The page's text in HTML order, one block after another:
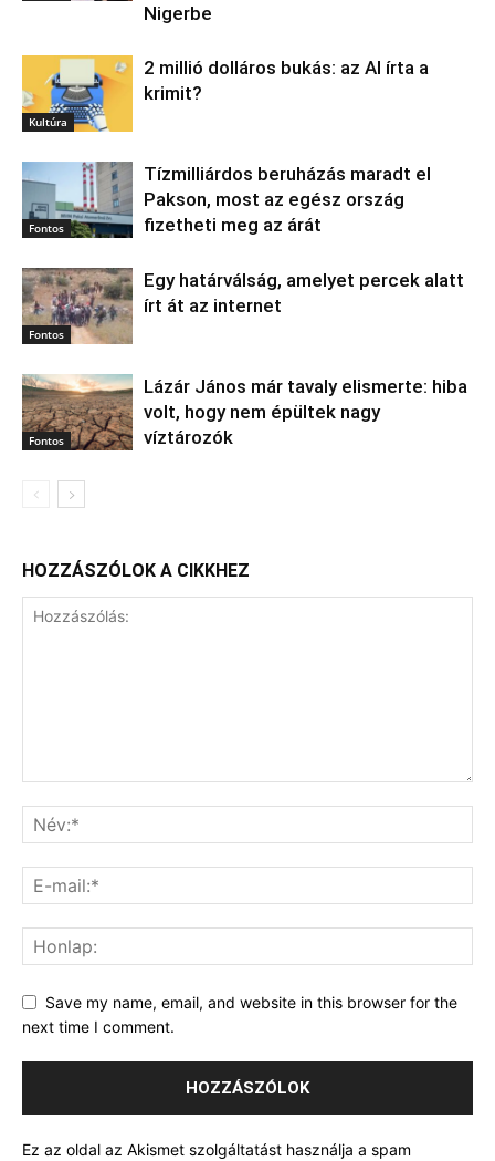
Nigerbe
Kultúra
2 millió dolláros bukás: az AI írta a
krimit?
Fontos
Tízmilliárdos beruházás maradt el
Pakson, most az egész ország
fizetheti meg az árát
Fontos
Egy határválság, amelyet percek alatt
írt át az internet
Fontos
Lázár János már tavaly elismerte: hiba
volt, hogy nem épültek nagy
víztározók
HOZZÁSZÓLOK A CIKKHEZ
Save my name, email, and website in this browser for the
next time I comment.
Ez az oldal az Akismet szolgáltatást használja a spam